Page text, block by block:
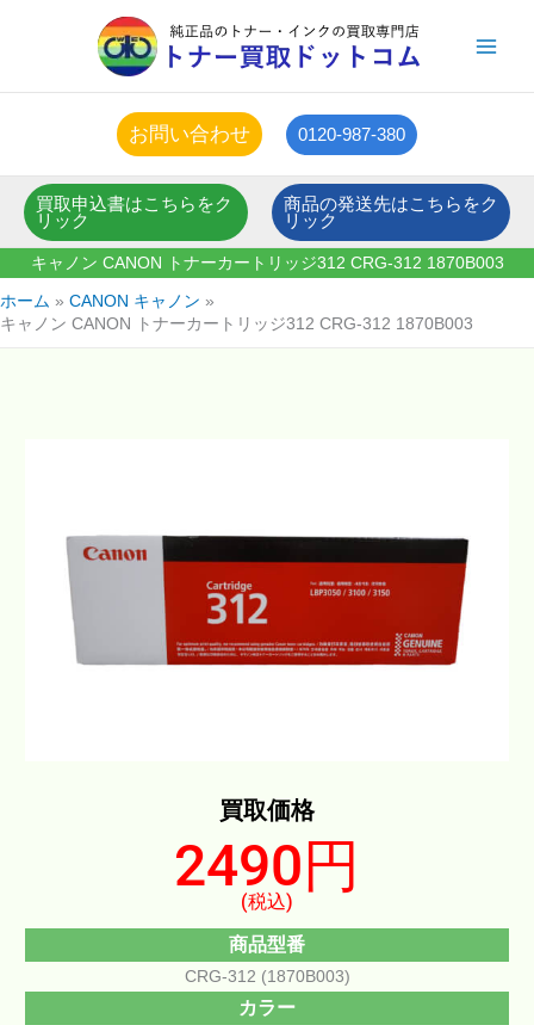
ス
お問い合わせ 0120-987-380
買取申込書はこちらをク
リック
商品の発送先はこちらをク
リック
キャノン CANON トナーカートリッジ312 CRG-312 1870B003
ホーム
CANON キャノン
キャノン CANON トナーカートリッジ312 CRG-312 1870B003
買取価格
2490円
(税込)
商品型番
CRG-312 (1870B003)
カラー